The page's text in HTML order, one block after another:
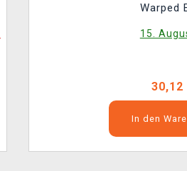
Warped
15.
30,12
In den